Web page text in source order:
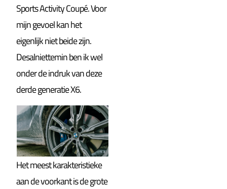
Sports Activity Coupé. Voor
mijn gevoel kan het
eigenlijk niet beide zijn.
Desalniettemin ben ik wel
onder de indruk van deze
derde generatie X6.
Het meest karakteristieke
aan de voorkant is de grote